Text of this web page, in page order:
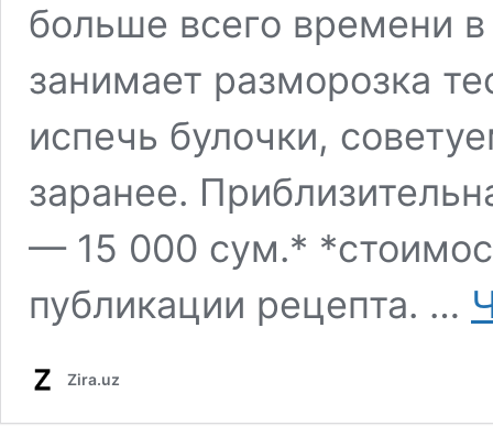
больше всего времени в
занимает разморозка
испечь булочки,
заранее.
— 15 000 сум.*
публикации рецепта. …
Zira.uz